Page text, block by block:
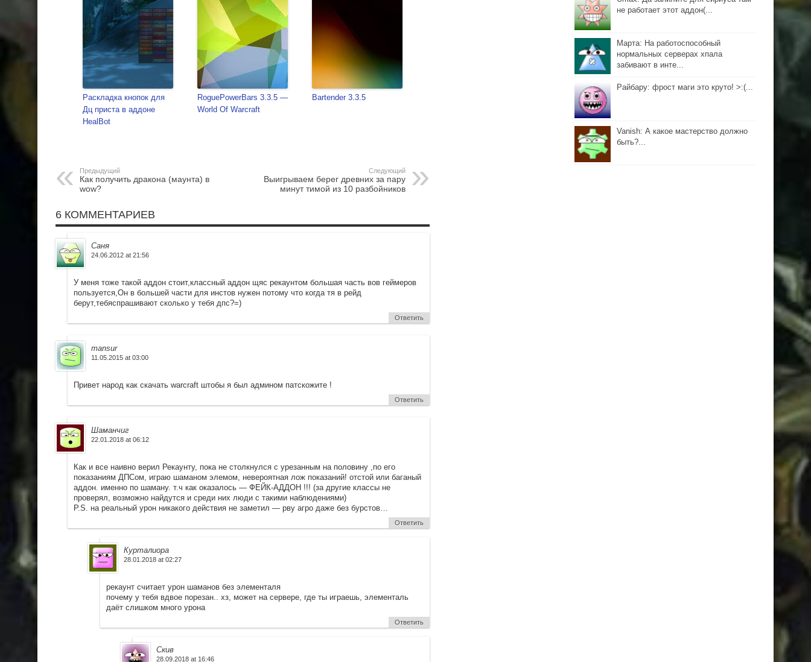
Раскладка кнопок для
Дц приста в аддоне
HealBot
RoguePowerBars 3.3.5 —
World Of Warcraft
Bartender 3.3.5
Предыдущий
Как получить дракона (маунта) в
wow?
Следующий
Выигрываем берег древних за пару
минут тимой из 10 разбойников
6 КОММЕНТАРИЕВ
Саня
24.06.2012 at 21:56
У меня тоже такой аддон стоит,классный аддон щяс рекаунтом большая часть вов геймеров
пользуется,Он в большей части для инстов нужен потому что когда тя в рейд
берут,тебяспрашивают сколько у тебя дпс?=)
Ответить
mansur
11.05.2015 at 03:00
Привет народ как скачать warcraft штобы я был админом патскожите !
Ответить
Шаманчиг
22.01.2018 at 06:12
Как и все наивно верил Рекаунту, пока не столкнулся с урезанным на половину ,по его
показаниям ДПСом, играю шаманом элемом, невероятная лож показаний! отстой или баганый
аддон. именно по шаману. т.ч как оказалось — ФЕЙК-АДДОН !!! (за другие классы не
проверял, возможно найдутся и среди них люди с такими наблюдениями)
P.S. на реальный урон никакого действия не заметил — рву агро даже без бурстов…
Ответить
Курталиора
28.01.2018 at 02:27
рекаунт считает урон шаманов без элементаля
почему у тебя вдвое порезан.. хз, может на сервере, где ты играешь, элементаль
даёт слишком много урона
Ответить
Скив
28.09.2018 at 16:46
не работает этот аддон(...
Марта: На работоспособный
нормальных серверах хпала
забивают в инте...
Райбару: фрост маги это круто! >:(...
Vanish: А какое мастерство должно
быть?...